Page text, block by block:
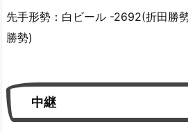
先手形勢：白ビール -2692(折田
勝勢)
中継